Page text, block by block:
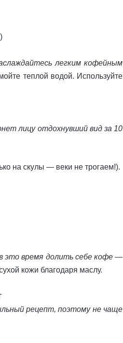
легким кофейным
теплой водой. Используйте
лицу отдохнувший вид за 10
на скулы — веки не трогаем!).
это время долить себе кофе —
кожи благодаря маслу.
рецепт, поэтому не чаще